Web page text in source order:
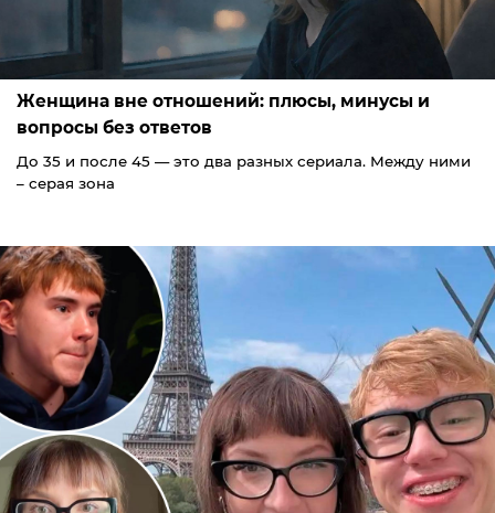
Женщина вне отношений: плюсы, минусы и
вопросы без ответов
До 35 и после 45 — это два разных сериала. Между ними
– серая зона